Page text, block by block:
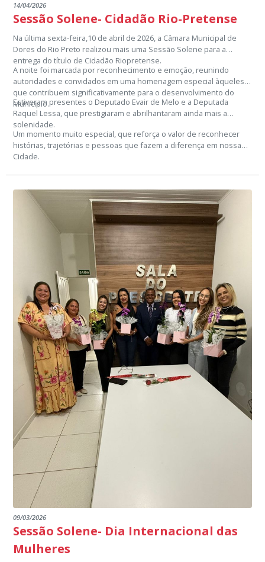
14/04/2026
Sessão Solene- Cidadão Rio-Pretense
Na última sexta-feira,10 de abril de 2026, a Câmara Municipal de
Dores do Rio Preto realizou mais uma Sessão Solene para a
entrega do título de Cidadão Riopretense.
A noite foi marcada por reconhecimento e emoção, reunindo
autoridades e convidados em uma homenagem especial àqueles
que contribuem significativamente para o desenvolvimento do
Município.
Estiveram presentes o Deputado Evair de Melo e a Deputada
Raquel Lessa, que prestigiaram e abrilhantaram ainda mais a
solenidade.
Um momento muito especial, que reforça o valor de reconhecer
histórias, trajetórias e pessoas que fazem a diferença em nossa
Cidade.
09/03/2026
Sessão Solene- Dia Internacional das
Mulheres